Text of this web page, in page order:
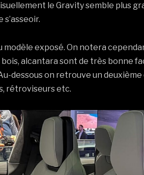
le Gravity semble plus
modèle exposé. On notera
bois, alcantara sont de très bonne
dessous on retrouve un deuxième
rétroviseurs etc.